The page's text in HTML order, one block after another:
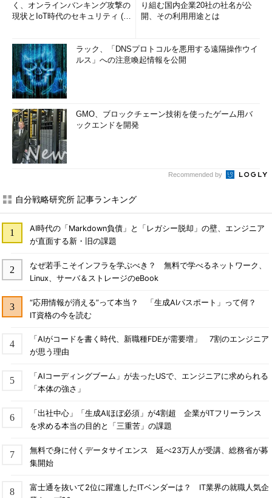
く、オンラインバンキング攻撃の
現状とIoT時代のセキュリティ (1/
り組む国内企業20社の社名が公
開、その利用用途とは
ラック、「DNSプロトコルを悪用する遠隔操作ウイ
ルス」への注意喚起情報を公開
GMO、ブロックチェーン技術を使ったゲーム用バ
ックエンドを開発
Recommended by
自分戦略研究所 記事ランキング
AI時代の「Markdown負債」と「レガシー脱却」の壁、エンジニア
が直面する新・旧の課題
なぜ若手こそインフラを学ぶべき？ 無料で学べるネットワーク、
Linux、サーバ＆ストレージのeBook
“応用情報が消える”って本当？ 「生成AIパスポート」って何？
IT資格の今を読む
「AIがコードを書く時代、新職種FDEが需要増」 7割のエンジニア
が思う理由
「AIコーディングブーム」が去ったUSで、エンジニアに求められる
「本体の強さ」
「出社中心」「生成AIほぼ必須」が4割超 企業がITフリーランス
を求める本当の目的と「三重苦」の課題
無料で身に付くデータサイエンス 延べ23万人が受講、総務省が募
集開始
富士通を抜いて2位に躍進したITベンダーは？ IT業界の就職人気企